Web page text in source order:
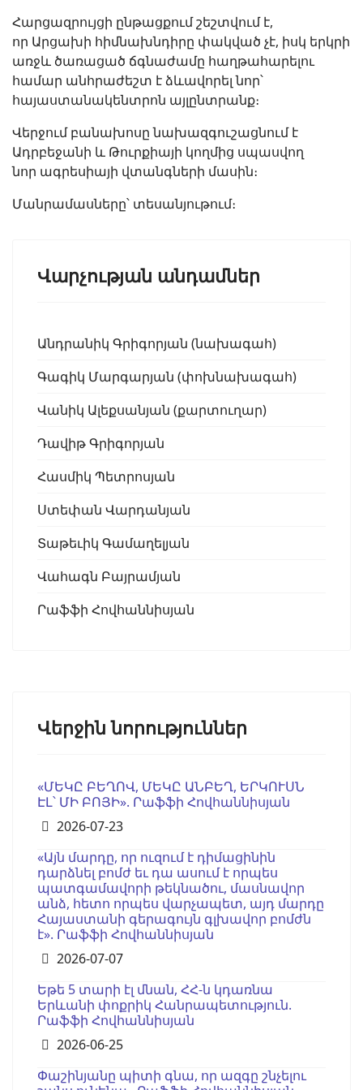
Հարցազրույցի ընթացքում շեշտվում է,
որ Արցախի հիմնախնդիրը փակված չէ, իսկ երկրի
առջև ծառացած ճգնաժամը հաղթահարելու
համար անհրաժեշտ է ձևավորել նոր՝
հայաստանակենտրոն այլընտրանք։
Վերջում բանախոսը նախազգուշացնում է
Ադրբեջանի և Թուրքիայի կողմից սպասվող
նոր ագրեսիայի վտանգների մասին։
Մանրամասները՝ տեսանյութում։
Վարչության անդամներ
Անդրանիկ Գրիգորյան (նախագահ)
Գագիկ Մարգարյան (փոխնախագահ)
Վանիկ Ալեքսանյան (քարտուղար)
Դավիթ Գրիգորյան
Հասմիկ Պետրոսյան
Ստեփան Վարդանյան
Տաթեւիկ Գամաղելյան
Վահագն Բայրամյան
Րաֆֆի Հովհաննիսյան
Վերջին նորություններ
«ՄԵԿԸ ԲԵՂՈՎ, ՄԵԿԸ ԱՆԲԵՂ, ԵՐԿՈՒՍՆ
ԷԼ՝ ՄԻ ԲՈՅԻ». Րաֆֆի Հովհաննիսյան
Details
2026-07-23
«Այն մարդը, որ ուզում է դիմացինին
դարձնել բոմժ եւ դա ասում է որպես
պատգամավորի թեկնածու, մասնավոր
անձ, հետո որպես վարչապետ, այդ մարդը
Հայաստանի գերագույն գլխավոր բոմժն
է». Րաֆֆի Հովհաննիսյան
Details
2026-07-07
Եթե 5 տարի էլ մնան, ՀՀ-ն կդառնա
Երևանի փոքրիկ Հանրապետություն.
Րաֆֆի Հովհաննիսյան
Details
2026-06-25
Փաշինյանը պիտի գնա, որ ազգը շնչելու